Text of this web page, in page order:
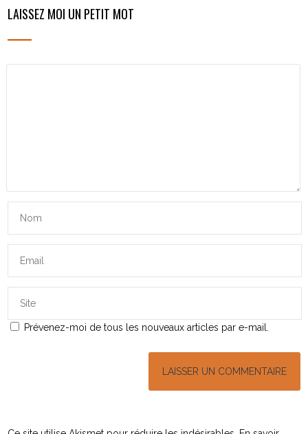
LAISSEZ MOI UN PETIT MOT
Prévenez-moi de tous les nouveaux articles par e-mail.